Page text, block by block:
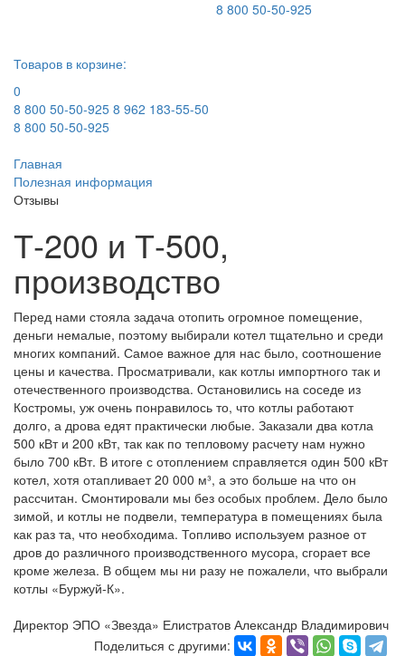
8 800 50-50-925
Товаров в корзине:
0
8 800 50-50-925 8 962 183-55-50
8 800 50-50-925
Главная
Полезная информация
Отзывы
Т-200 и Т-500,
производство
Перед нами стояла задача отопить огромное помещение,
деньги немалые, поэтому выбирали котел тщательно и среди
многих компаний. Самое важное для нас было, соотношение
цены и качества. Просматривали, как котлы импортного так и
отечественного производства. Остановились на соседе из
Костромы, уж очень понравилось то, что котлы работают
долго, а дрова едят практически любые. Заказали два котла
500 кВт и 200 кВт, так как по тепловому расчету нам нужно
было 700 кВт. В итоге с отоплением справляется один 500 кВт
котел, хотя отапливает 20 000 м³, а это больше на что он
рассчитан. Смонтировали мы без особых проблем. Дело было
зимой, и котлы не подвели, температура в помещениях была
как раз та, что необходима. Топливо используем разное от
дров до различного производственного мусора, сгорает все
кроме железа. В общем мы ни разу не пожалели, что выбрали
котлы «Буржуй-К».
Директор ЭПО «Звезда» Елистратов Александр Владимирович
Поделиться с другими: